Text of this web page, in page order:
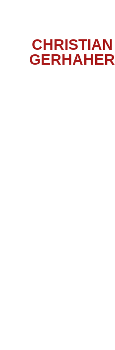
CHRISTIAN
GERHAHER